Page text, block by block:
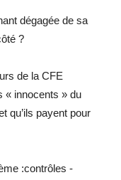
dégagée de sa
?
de la CFE
« innocents » du
qu’ils payent pour
:contrôles -